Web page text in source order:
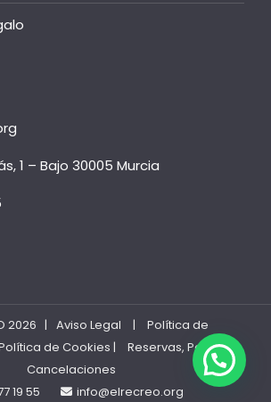
1 – Bajo 30005 Murcia
2026 | Aviso Legal |
Política de
de Cookies |
Reservas, Pagos y
Cancelaciones
19 55
info@elrecreo.org